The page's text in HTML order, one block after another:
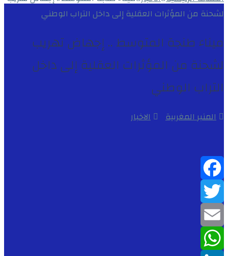
لشحنة من المؤثرات العقلية إلى داخل التراب الوطني
ميناء طنجة المتوسط .. إجهاض تهريب
لشحنة من المؤثرات العقلية إلى داخل
التراب الوطني
المنبر المغربية الاخبار
Facebook
Twitter
Email